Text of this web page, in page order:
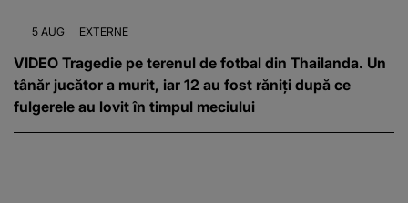
5 AUG EXTERNE
VIDEO Tragedie pe terenul de fotbal din Thailanda. Un
tânăr jucător a murit, iar 12 au fost răniți după ce
fulgerele au lovit în timpul meciului